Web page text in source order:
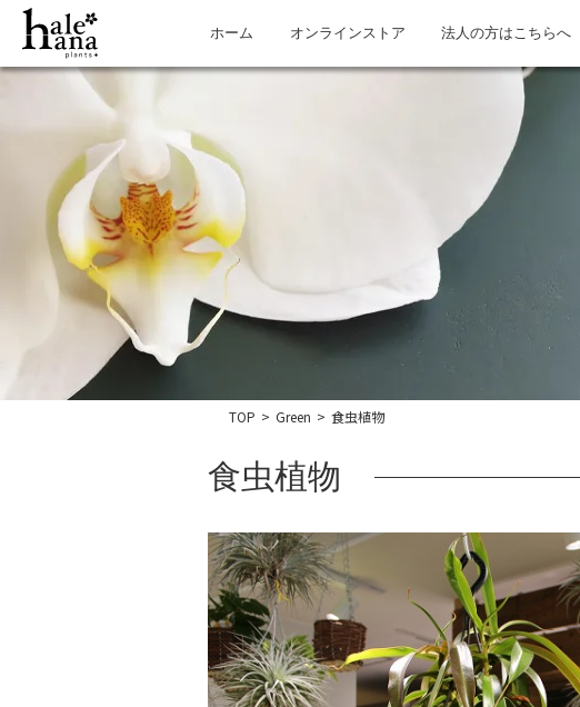
ホーム オンラインストア 法人の方はこちらへ
TOP > Green > 食虫植物
食虫植物